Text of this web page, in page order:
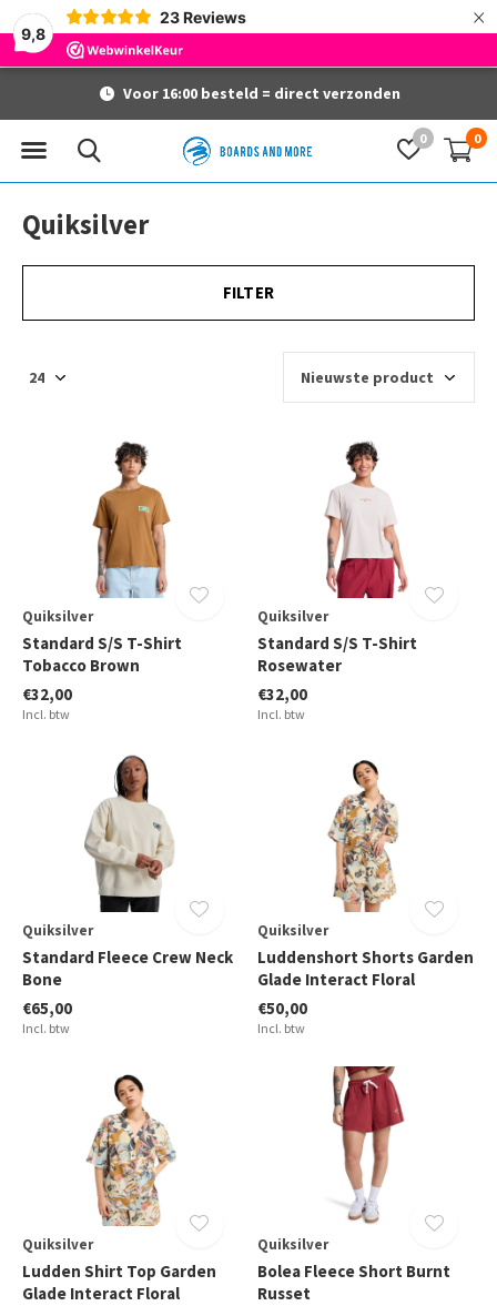
9,8
23 Reviews ×
0 0
Gratis verzending vanaf 60 euro
Quiksilver
FILTER
Quiksilver
Standard S/S T-Shirt
Tobacco Brown
€32,00
Incl. btw
Quiksilver
Standard S/S T-Shirt
Rosewater
€32,00
Incl. btw
Quiksilver
Standard Fleece Crew Neck
Bone
€65,00
Incl. btw
Quiksilver
Luddenshort Shorts Garden
Glade Interact Floral
€50,00
Incl. btw
Quiksilver
Ludden Shirt Top Garden
Glade Interact Floral
Quiksilver
Bolea Fleece Short Burnt
Russet